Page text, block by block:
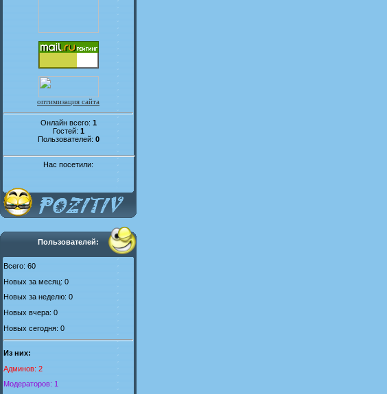
оптимизация сайта
Онлайн всего: 1
Гостей: 1
Пользователей: 0
Нас посетили:
Пользователей:
Всего: 60
Новых за месяц: 0
Новых за неделю: 0
Новых вчера: 0
Новых сегодня: 0
Из них:
Админов: 2
Модераторов: 1